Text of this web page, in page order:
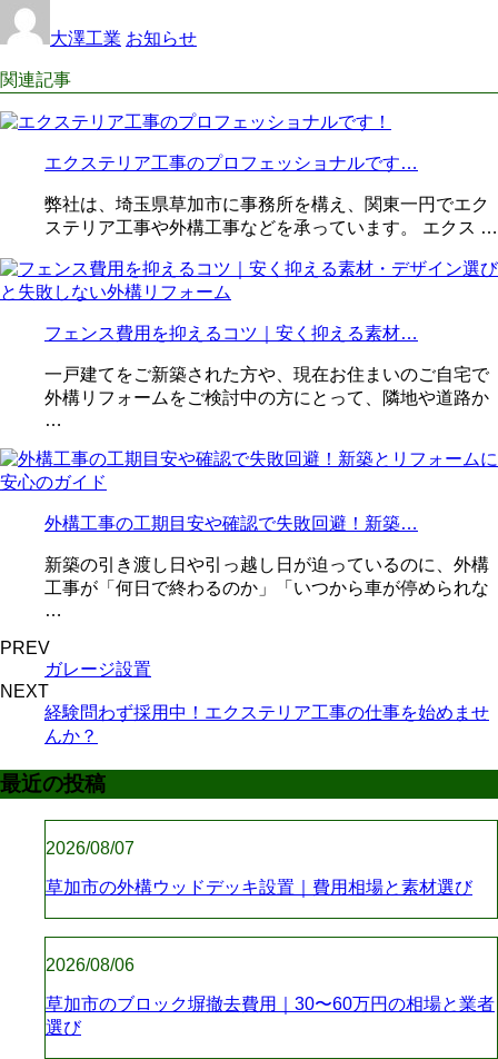
大澤工業 お知らせ
関連記事
エクステリア工事のプロフェッショナルです…
弊社は、埼玉県草加市に事務所を構え、関東一円でエク
ステリア工事や外構工事などを承っています。 エクス …
フェンス費用を抑えるコツ｜安く抑える素材…
一戸建てをご新築された方や、現在お住まいのご自宅で
外構リフォームをご検討中の方にとって、隣地や道路か
…
外構工事の工期目安や確認で失敗回避！新築…
新築の引き渡し日や引っ越し日が迫っているのに、外構
工事が「何日で終わるのか」「いつから車が停められな
…
PREV
ガレージ設置
NEXT
経験問わず採用中！エクステリア工事の仕事を始めませ
んか？
最近の投稿
2026/08/07
草加市の外構ウッドデッキ設置｜費用相場と素材選び
2026/08/06
草加市のブロック塀撤去費用｜30〜60万円の相場と業者
選び